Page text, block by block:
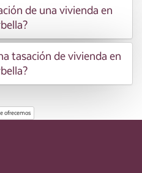
de una vivienda en
tasación de vivienda en
ofrecemos